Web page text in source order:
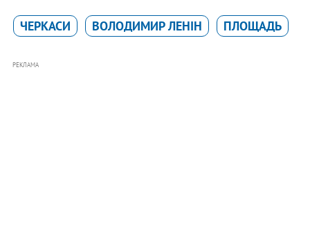
ЧЕРКАСИ ВОЛОДИМИР ЛЕНІН ПЛОЩАДЬ
РЕКЛАМА